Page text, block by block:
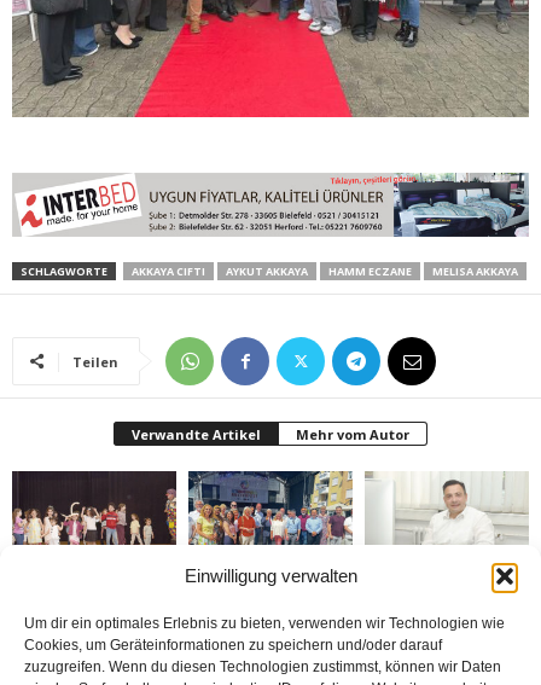
Einwilligung verwalten
Um dir ein optimales Erlebnis zu bieten, verwenden wir Technologien wie
Cookies, um Geräteinformationen zu speichern und/oder darauf
zuzugreifen. Wenn du diesen Technologien zustimmst, können wir Daten
SCHLAGWORTE AKKAYA CIFTI AYKUT AKKAYA HAMM ECZANE MELISA AKKAYA
Teilen
Verwandte Artikel Mehr vom Autor
Festivali yapıldı
Yabancılar Haftası
donduruldu